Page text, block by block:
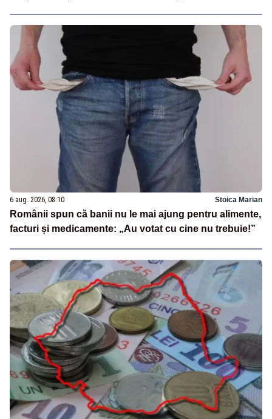
6 aug. 2026, 08:10 Stoica Marian
Românii spun că banii nu le mai ajung pentru alimente,
facturi și medicamente: „Au votat cu cine nu trebuie!”